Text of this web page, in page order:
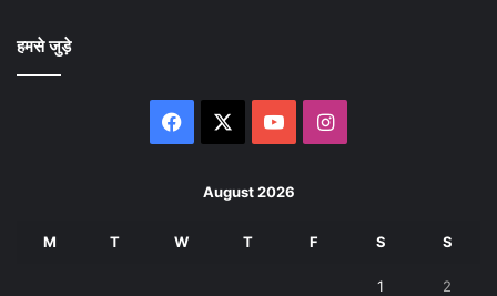
हमसे जुड़े
Facebook YouTubeInstagram
August 2026
M T W T F S S
1 2